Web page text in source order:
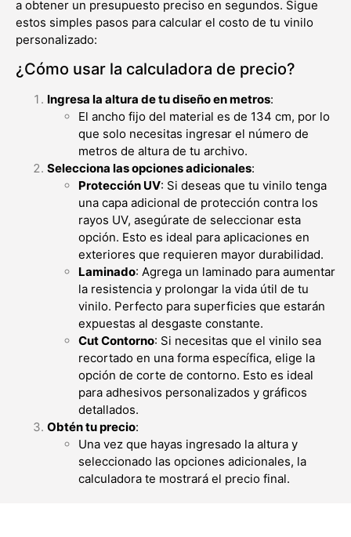
a obtener un presupuesto preciso en segundos. Sigue
estos simples pasos para calcular el costo de tu vinilo
personalizado:
¿Cómo usar la calculadora de precio?
Ingresa la altura de tu diseño en metros:
El ancho fijo del material es de 134 cm, por lo
que solo necesitas ingresar el número de
metros de altura de tu archivo.
Selecciona las opciones adicionales:
Protección UV: Si deseas que tu vinilo tenga
una capa adicional de protección contra los
rayos UV, asegúrate de seleccionar esta
opción. Esto es ideal para aplicaciones en
exteriores que requieren mayor durabilidad.
Laminado: Agrega un laminado para aumentar
la resistencia y prolongar la vida útil de tu
vinilo. Perfecto para superficies que estarán
expuestas al desgaste constante.
Cut Contorno: Si necesitas que el vinilo sea
recortado en una forma específica, elige la
opción de corte de contorno. Esto es ideal
para adhesivos personalizados y gráficos
detallados.
Obtén tu precio:
Una vez que hayas ingresado la altura y
seleccionado las opciones adicionales, la
calculadora te mostrará el precio final.